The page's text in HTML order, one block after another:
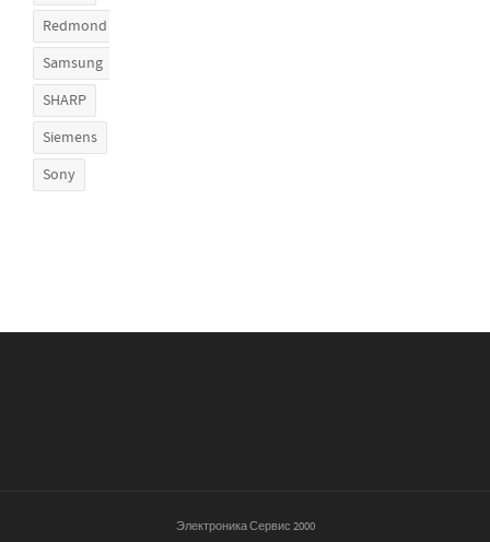
Redmond
Samsung
SHARP
Siemens
Sony
Электроника Сервис 2000